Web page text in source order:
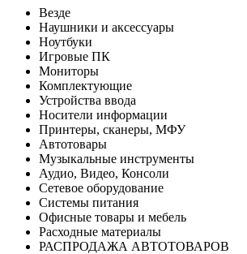
Везде
Наушники и аксессуары
Ноутбуки
Игровые ПК
Мониторы
Комплектующие
Устройства ввода
Носители информации
Принтеры, сканеры, МФУ
Автотовары
Музыкальные инструменты
Аудио, Видео, Консоли
Сетевое оборудование
Системы питания
Офисные товары и мебель
Расходные материалы
РАСПРОДАЖА АВТОТОВАРОВ